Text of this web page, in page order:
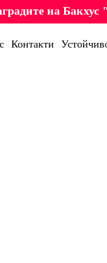
на Бакхус
Контакти